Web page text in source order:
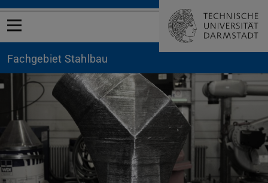
Menü öffnen
Fachgebiet Stahlbau